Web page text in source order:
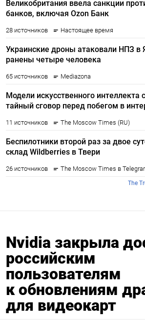
Nvidia закрыла
российским
пользователям
к обновлениям
для видеокарт